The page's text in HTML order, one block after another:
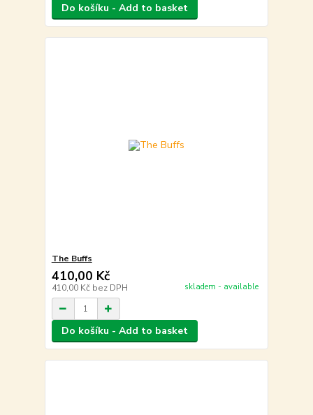
Do košíku - Add to basket
The Buffs
410,00 Kč
410,00 Kč bez DPH skladem - available
Do košíku - Add to basket